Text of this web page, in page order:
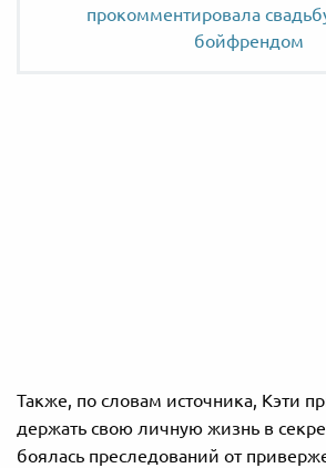
прокомментировала
бойфрендом
Также, по словам источника, Кэти
держать свою личную жизнь в
боялась преследований от